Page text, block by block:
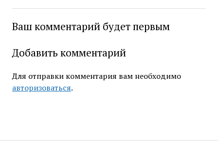
Ваш комментарий будет первым
Добавить комментарий
Для отправки комментария вам необходимо
авторизоваться.